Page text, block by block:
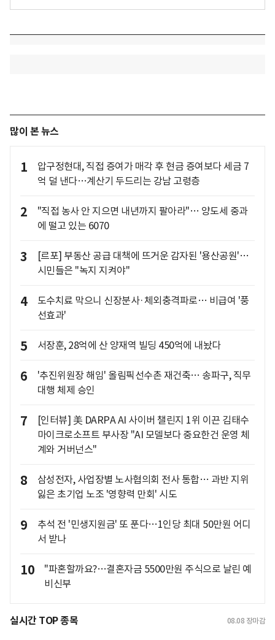
많이 본 뉴스
1
압구정현대, 직접 증여가 매각 후 현금 증여보다 세금 7
억 덜 낸다…계산기 두드리는 강남 고령층
2
"직접 농사 안 지으면 내년까지 팔아라"… 양도세 중과
에 떨고 있는 6070
3
[르포] 부동산 공급 대책에 뜨거운 감자된 '용산공원'…
시민들은 "녹지 지켜야"
4
도수치료 막으니 신장분사·체외충격파로… 비급여 '풍
선효과'
5 서장훈, 28억에 산 양재역 빌딩 450억에 내놨다
6
'추진위원장 해임' 올림픽선수촌 재건축… 송파구, 직무
대행 체제 승인
7
[인터뷰] 美 DARPA AI 사이버 챌린지 1위 이끈 김태수
마이크로소프트 부사장 "AI 모델보다 중요한건 운영 체
계와 거버넌스"
8
삼성전자, 사업장별 노사협의회 전사 통합… 과반 지위
잃은 초기업 노조 '영향력 만회' 시도
9
추석 전 '민생지원금' 또 푼다…1인당 최대 50만원 어디
서 받나
10
"파혼할까요?…결혼자금 5500만원 주식으로 날린 예
비신부
실시간 TOP 종목 08.08 장마감